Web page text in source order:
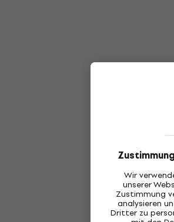
Wir
unserer
Zustimmung
analysieren
Dritter zu